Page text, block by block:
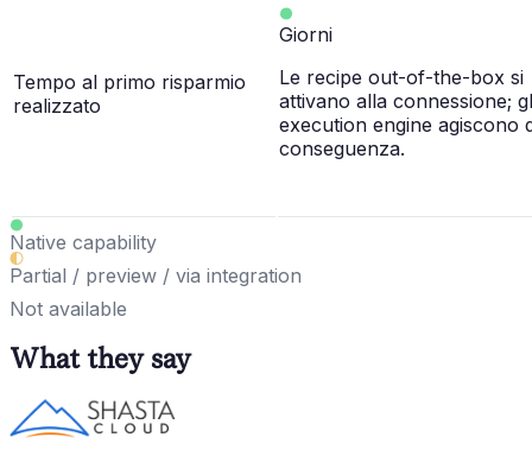
Tempo al primo risparmio
realizzato
Giorni
Le recipe out-of-the-box si
attivano alla connessione;
execution engine agiscono
conseguenza.
Native capability
Partial / preview / via integration
Not available
What they say